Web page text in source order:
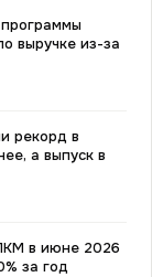
выручке из-за
рекорд в
а выпуск в
в июне 2026
за год